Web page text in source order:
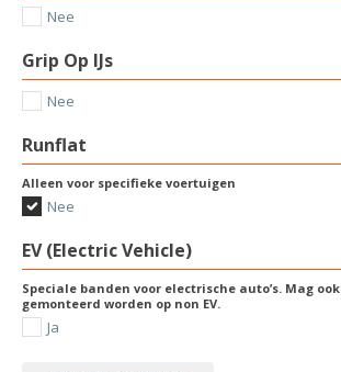
Nee
Grip Op IJs
Nee
Runflat
Alleen voor specifieke voertuigen
Nee
EV (Electric Vehicle)
Speciale banden voor electrische auto’s. Mag ook
gemonteerd worden op non EV.
Ja